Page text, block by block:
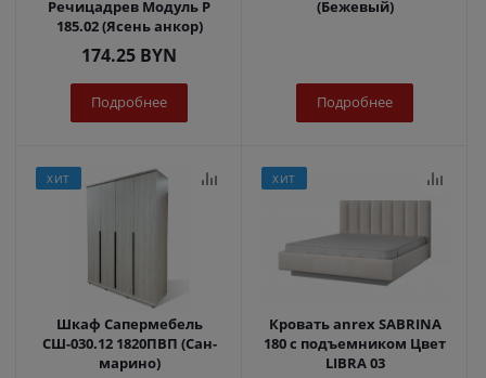
Речицадрев Модуль Р
185.02 (Ясень анкор)
174.25 BYN
Подробнее
(Бежевый)
Подробнее
ХИТ
Шкаф Сапермебель
СШ-030.12 1820ПВП (Сан-
марино)
ХИТ
Кровать anrex SABRINA
180 с подъемником Цвет
LIBRA 03